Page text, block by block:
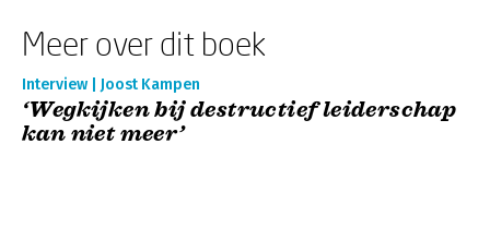
Meer over dit boek
Interview | Joost Kampen
‘Wegkijken bij destructief leiderschap
kan niet meer’